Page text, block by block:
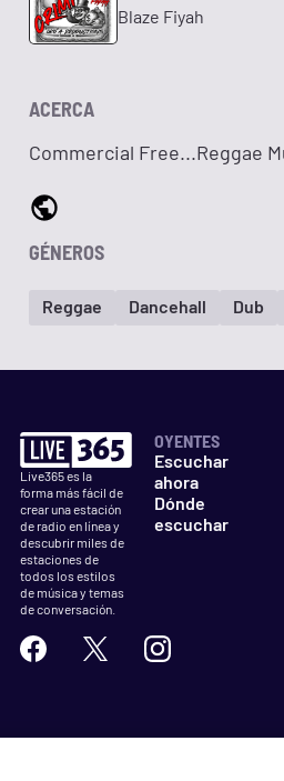
Blaze Fiyah
ACERCA
Commercial Free...Reggae
GÉNEROS
Reggae Dancehall Dub
Live365 es la
forma más fácil de
crear una estación
de radio en línea y
descubrir miles de
estaciones de
todos los estilos
de música y temas
de conversación.
OYENTES
Escuchar
ahora
Dónde
escuchar